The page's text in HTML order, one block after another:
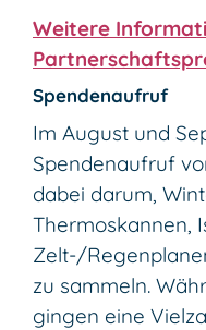
Weitere
Spendenaufruf
Im August und
Spendenaufruf
dabei darum,
Thermoskannen,
Zelt-/
zu sammeln.
gingen eine